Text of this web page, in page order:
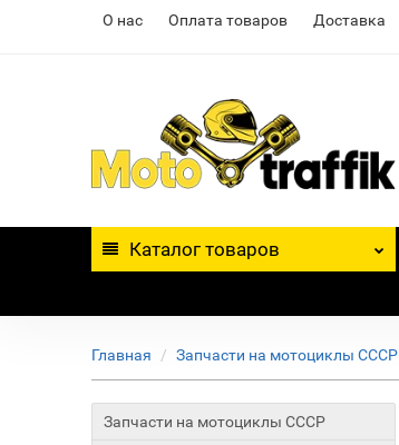
О нас Оплата товаров Доставка
Каталог товаров
Главная Запчасти на мотоциклы СССР
Запчасти на мотоциклы СССР